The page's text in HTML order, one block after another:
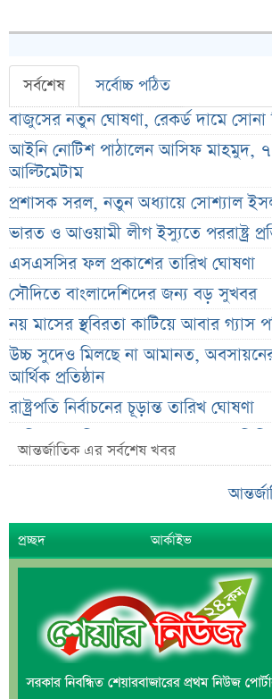
সর্বশেষ সর্বোচ্চ পঠিত
বাজুসের নতুন ঘোষণা, রেকর্ড দামে সোনা
আইনি নোটিশ পাঠালেন আসিফ মাহমুদ, ৭
আল্টিমেটাম
প্রশাসক সরল, নতুন অধ্যায়ে সোশ্যাল
ভারত ও আওয়ামী লীগ ইস্যুতে পররাষ্ট্র
এসএসসির ফল প্রকাশের তারিখ ঘোষণা
সৌদিতে বাংলাদেশিদের জন্য বড় সুখবর
নয় মাসের স্থবিরতা কাটিয়ে আবার গ্যাস
উচ্চ সুদেও মিলছে না আমানত, অবসায়নের
আর্থিক প্রতিষ্ঠান
রাষ্ট্রপতি নির্বাচনের চূড়ান্ত তারিখ ঘোষণা
সাকিবের বাড়িতে হামলার পর কড়া
মন্ত্রীর
০৬ আগস্ট ব্লকে পাঁচ কোম্পানির বড়
অর্ধ-বার্ষিক আর্থিক প্রতিবেদন নিয়ে
করবে ব্র্যাক ব্যাংক
কর্ণফুলী ইন্স্যুরেন্সের অর্ধ-বার্ষিক সম্মেলন
৭৫ হাজার ২৮৩ শেয়ার মনোনীত
হস্তান্তর
আস্থা থাকলেও বাজারে অস্থিরতা, তদারকি
০৬ আগস্ট লেনদেনের শীর্ষ ১০ শেয়ার
আন্তর্জাতিক এর সর্বশেষ খবর
প্রচ্ছদ আর্কাইভ